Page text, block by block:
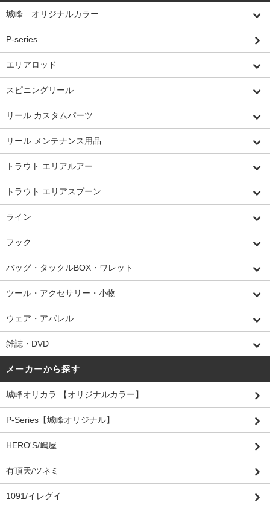
城峰 オリジナルカラー
P-series
エリアロッド
スピニングリール
リール カスタムパーツ
リール メンテナンス用品
トラウト エリアルアー
トラウト エリアスプーン
ライン
フック
バッグ・タックルBOX・ワレット
ツール・アクセサリー・小物
ウェア・アパレル
雑誌・DVD
メーカーから探す
城峰オリカラ 【オリジナルカラー】
P-Series【城峰オリジナル】
HERO'S/嶋屋
有頂天/ツネミ
1091/イレグイ